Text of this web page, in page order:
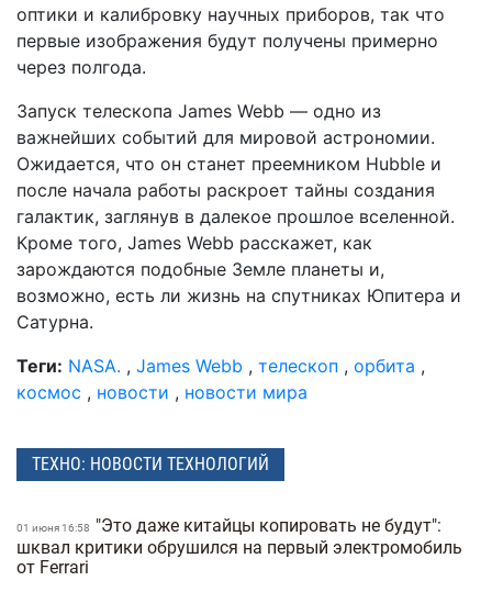
оптики и калибровку научных приборов, так что
первые изображения будут получены примерно
через полгода.
Запуск телескопа James Webb — одно из
важнейших событий для мировой астрономии.
Ожидается, что он станет преемником Hubble и
после начала работы раскроет тайны создания
галактик, заглянув в далекое прошлое вселенной.
Кроме того, James Webb расскажет, как
зарождаются подобные Земле планеты и,
возможно, есть ли жизнь на спутниках Юпитера и
Сатурна.
Теги: NASA. , James Webb , телескоп , орбита ,
космос , новости , новости мира
ТЕХНО: НОВОСТИ ТЕХНОЛОГИЙ
01 июня 16:58
"Это даже китайцы копировать не будут":
шквал критики обрушился на первый электромобиль
от Ferrari